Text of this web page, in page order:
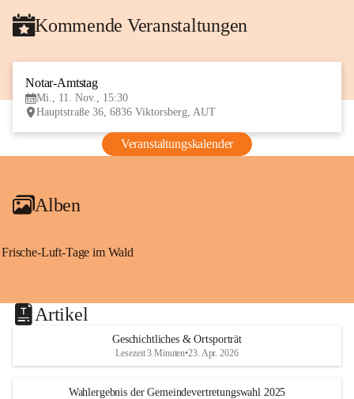
Kommende Veranstaltungen
Notar-Amtstag
Mi., 11. Nov., 15:30
Hauptstraße 36, 6836 Viktorsberg, AUT
Veranstaltungskalender
Alben
Frische-Luft-Tage im Wald
Artikel
Geschichtliches & Ortsporträt
Lesezeit 3 Minuten•23. Apr. 2026
Wahlergebnis der Gemeindevertretungswahl 2025